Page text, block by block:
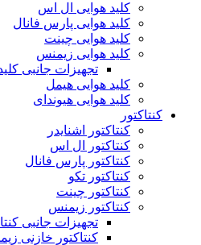
کلید هوایی ال اس
کلید هوایی پارس فانال
کلید هوایی چینت
کلید هوایی زیمنس
تجهیزات جانبی
کلید هوایی هیمل
کلید هوایی هیوندای
کنتاکتور
کنتاکتور اشنایدر
کنتاکتور ال اس
کنتاکتور پارس فانال
کنتاکتور تکو
کنتاکتور چینت
کنتاکتور زیمنس
تجهیزات جانبی
کنتاکتور خازنی